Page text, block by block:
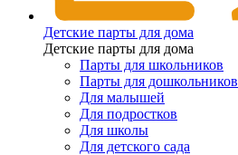
Детские парты для дома
Детские парты для дома
Парты для школьников
Парты для дошкольников
Для малышей
Для подростков
Для школы
Для детского сада